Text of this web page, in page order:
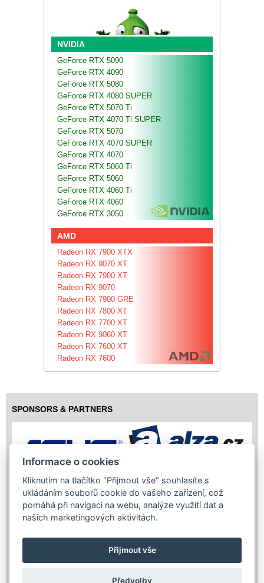
NVIDIA
GeForce RTX 5090
GeForce RTX 4090
GeForce RTX 5080
GeForce RTX 4080 SUPER
GeForce RTX 5070 Ti
GeForce RTX 4070 Ti SUPER
GeForce RTX 5070
GeForce RTX 4070 SUPER
GeForce RTX 4070
GeForce RTX 5060 Ti
GeForce RTX 5060
GeForce RTX 4060 Ti
GeForce RTX 4060
GeForce RTX 3050
AMD
Radeon RX 7900 XTX
Radeon RX 9070 XT
Radeon RX 7900 XT
Radeon RX 9070
Radeon RX 7900 GRE
Radeon RX 7800 XT
Radeon RX 7700 XT
Radeon RX 9060 XT
Radeon RX 7600 XT
Radeon RX 7600
SPONSORS & PARTNERS
Informace o cookies
Kliknutím na tlačítko "Přijmout vše" souhlasíte s
ukládáním souborů cookie do vašeho zařízení, což
pomáhá při navigaci na webu, analýze využití dat a
našich marketingových aktivitách.
Přijmout vše
Předvolby